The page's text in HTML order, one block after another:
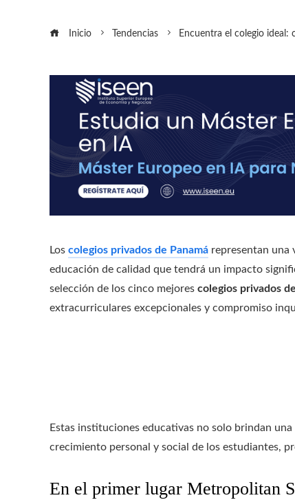
Inicio Tendencias Encuentra el colegio ideal:
Los colegios privados de Panamá representan una
educación de calidad que tendrá un impacto
selección de los cinco mejores colegios privados
extracurriculares excepcionales y compromiso
Estas instituciones educativas no solo brindan
crecimiento personal y social de los estudiantes,
En el primer lugar Metropolitan